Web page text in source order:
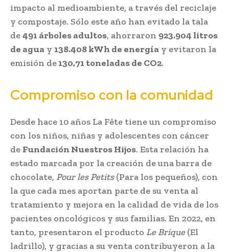
impacto al medioambiente, a través del reciclaje
y compostaje. Sólo este año han evitado la tala
de491 árboles adultos, ahorraron 923.904 litros
de agua y 138.408 kWh de energía y evitaron la
emisión de130,71 toneladas de CO2.
Compromiso con la comunidad
Desde hace 10 años La Fête tiene un compromiso
con los niños, niñas y adolescentes con cáncer
de Fundación Nuestros Hijos. Esta relación ha
estado marcada por la creación de una barra de
chocolate, Pour les Petits(Para los pequeños), con
la que cada mes aportan parte de su venta al
tratamiento y mejora en la calidad de vida de los
pacientes oncológicos y sus familias. En 2022, en
tanto, presentaron el producto Le Brique(El
ladrillo), y gracias a su venta contribuyeron a la